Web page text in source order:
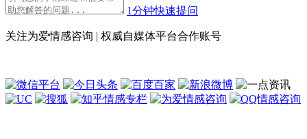
1分钟快速提问
关注为爱情感咨询 | 权威自媒体平台合作账号